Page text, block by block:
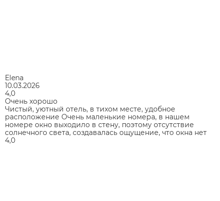
Elena
10.03.2026
4,0
Очень хорошо
Чистый, уютный отель, в тихом месте, удобное
расположение Очень маленькие номера, в нашем
номере окно выходило в стену, поэтому отсутствие
солнечного света, создавалась ощущение, что окна нет
4,0